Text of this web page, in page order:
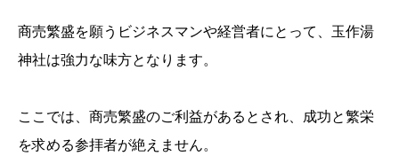
商売繁盛を願うビジネスマンや経営者にとって、玉作湯
神社は強力な味方となります。
ここでは、商売繁盛のご利益があるとされ、成功と繁栄
を求める参拝者が絶えません。